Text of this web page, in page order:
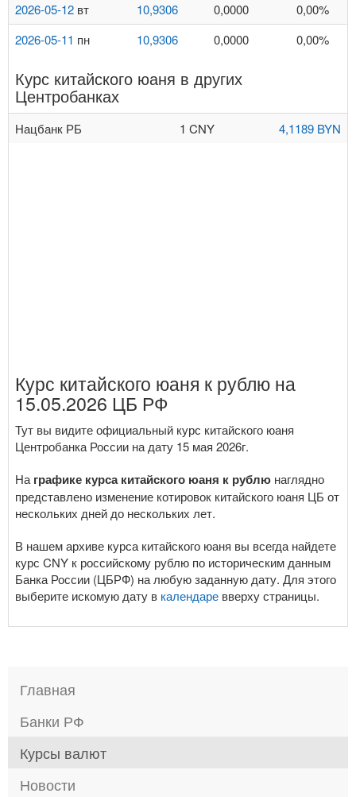
2026-05-12 вт 10,9306 0,0000
0,00%
2026-05-11 пн 10,9306 0,0000 0,00%
Курс китайского юаня в других
Центробанках
Нацбанк РБ 1 CNY 4,1189 BYN
Курс китайского юаня к рублю на
15.05.2026 ЦБ РФ
Тут вы видите официальный курс китайского юаня
Центробанка России на дату 15 мая 2026г.
На графике курса китайского юаня к рублю наглядно
представлено изменение котировок китайского юаня ЦБ от
нескольких дней до нескольких лет.
В нашем архиве курса китайского юаня вы всегда найдете
курс CNY к российскому рублю по историческим данным
Банка России (ЦБРФ) на любую заданную дату. Для этого
выберите искомую дату в календаре вверху страницы.
Главная
Банки РФ
Курсы валют
Новости